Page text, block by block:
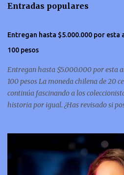
Entradas populares
Entregan hasta $5.000.000 por
100 pesos
Entregan hasta $5.000.000 por esta
100 pesos La moneda chilena de 20
continúa fascinando a los
historia por igual. ¿Has revisado si
ha convertido en una de las más
tesoros de todo el mundo. Esta pieza,
demanda en el mercado